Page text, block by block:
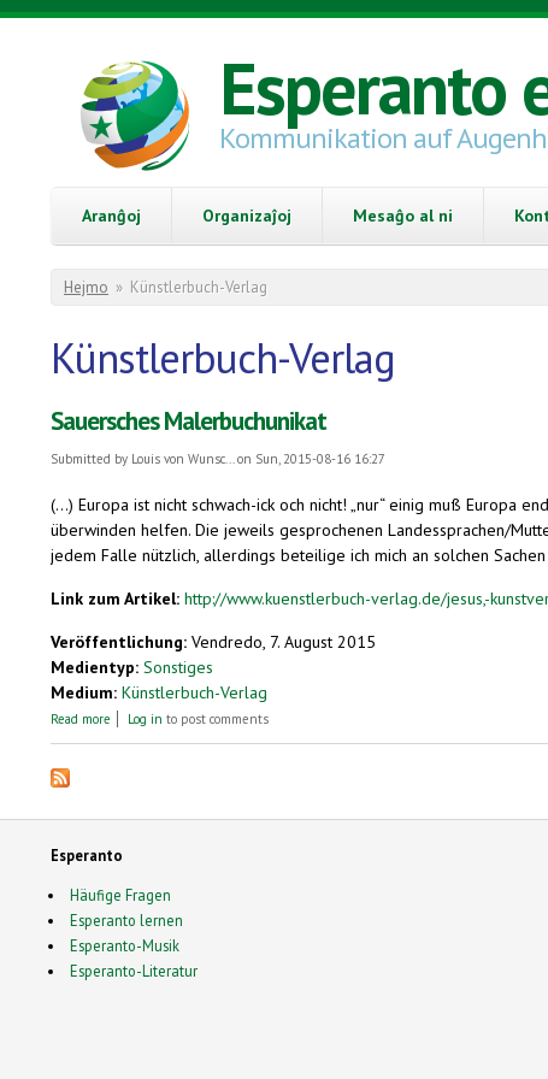
Skip to main content
Esperanto
Kommunikation auf
Aranĝoj Organizaĵoj Mesaĝo al ni
You are here
Hejmo » Künstlerbuch-Verlag
Künstlerbuch-Verlag
Sauersches Malerbuchunikat
Submitted by Louis von Wunsc...on Sun, 2015-08-16 16:27
(...) Europa ist nicht schwach-ick och nicht! „nur“ einig muß Europa
überwinden helfen. Die jeweils gesprochenen Landessprachen/
jedem Falle nützlich, allerdings beteilige ich mich an solchen Sachen
Link zum Artikel: http://www.kuenstlerbuch-verlag.de/jesus,-
Veröffentlichung: Vendredo, 7. August 2015
Medientyp: Sonstiges
Medium: Künstlerbuch-Verlag
Read more about Sauersches Malerbuchunikat
Log in to post comments
Esperanto
Häufige Fragen
Esperanto lernen
Esperanto-Musik
Esperanto-Literatur